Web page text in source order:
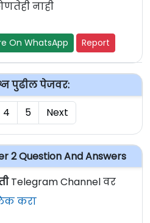
नाही
On WhatsApp Report
पुढील पेजवर:
4 5 Next
2 Question And Answers
Telegram Channel वर
करा